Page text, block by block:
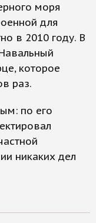
моря
для
в 2010 году. В
которое
раз.
по его
никаких дел